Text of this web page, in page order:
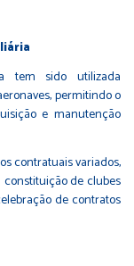
tem sido utilizada
permitindo o
e manutenção
contratuais variados,
de clubes
de contratos